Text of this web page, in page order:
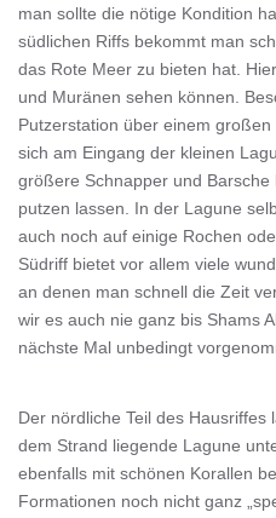
man sollte die nötige Kondition
südlichen Riffs bekommt man
das Rote Meer zu bieten hat.
und Muränen sehen können.
Putzerstation über einem
sich am Eingang der kleinen
größere Schnapper und
putzen lassen. In der Lagune
auch noch auf einige Rochen
Südriff bietet vor allem viele
an denen man schnell die Zeit
wir es auch nie ganz bis Shams
nächste Mal unbedingt
Der nördliche Teil des
dem Strand liegende Lagune
ebenfalls mit schönen Korallen
Formationen noch nicht ganz